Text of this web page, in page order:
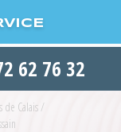
62 76 32
de Calais/